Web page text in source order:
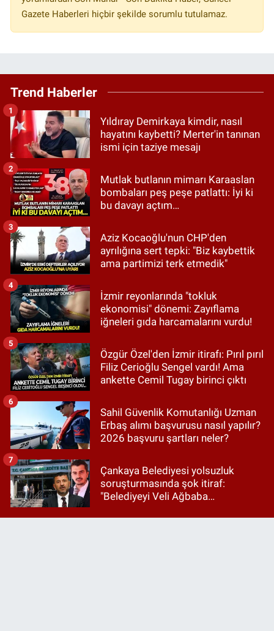
Gazete Haberleri hiçbir şekilde sorumlu tutulamaz.
Trend Haberler
Yıldıray Demirkaya kimdir, nasıl
hayatını kaybetti? Merter'in tanınan
ismi için taziye mesajı
1
Mutlak butlanın mimarı Karaaslan
bombaları peş peşe patlattı: İyi ki
bu davayı açtım…
2
Aziz Kocaoğlu'nun CHP'den
ayrılığına sert tepki: "Biz kaybettik
ama partimizi terk etmedik"
3
İzmir reyonlarında "tokluk
ekonomisi" dönemi: Zayıflama
iğneleri gıda harcamalarını vurdu!
4
Özgür Özel'den İzmir itirafı: Pırıl pırıl
Filiz Cerioğlu Sengel vardı! Ama
ankette Cemil Tugay birinci çıktı
5
Sahil Güvenlik Komutanlığı Uzman
Erbaş alımı başvurusu nasıl yapılır?
2026 başvuru şartları neler?
6
Çankaya Belediyesi yolsuzluk
soruşturmasında şok itiraf:
"Belediyeyi Veli Ağbaba
7